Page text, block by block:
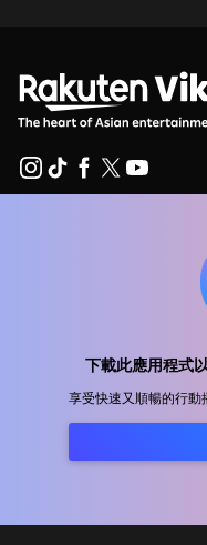
下載此應用程式
享受快速又順暢的行動
新聞中心
使用條款
Cookie 與追蹤技術政策